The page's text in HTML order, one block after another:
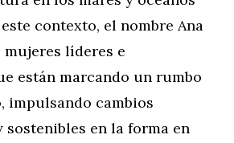
contexto, el nombre Ana
mujeres líderes e
están marcando un rumbo
impulsando cambios
en la forma en